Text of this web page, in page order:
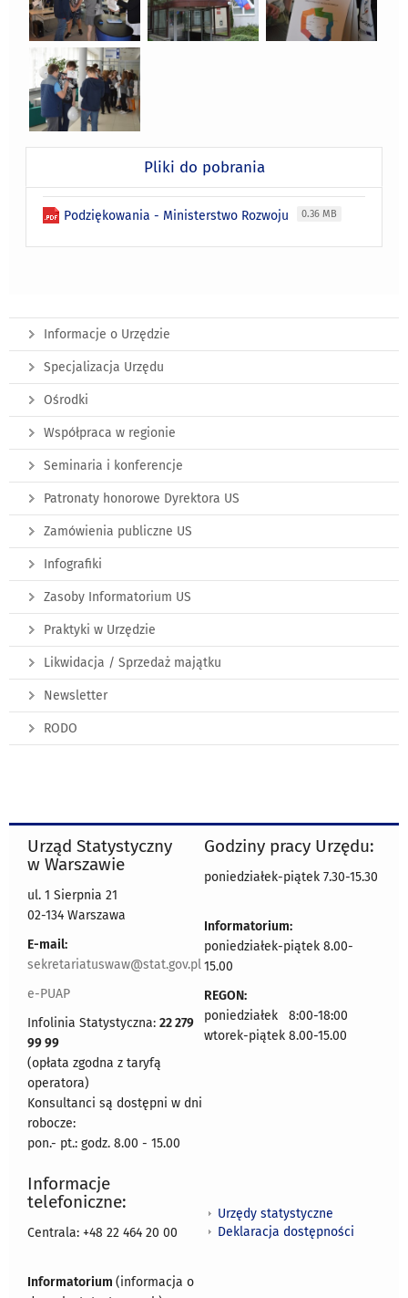
Pliki do pobrania
Podziękowania - Ministerstwo Rozwoju 0.36 MB
Informacje o Urzędzie
Specjalizacja Urzędu
Ośrodki
Współpraca w regionie
Seminaria i konferencje
Patronaty honorowe Dyrektora US
Zamówienia publiczne US
Infografiki
Zasoby Informatorium US
Praktyki w Urzędzie
Likwidacja / Sprzedaż majątku
Newsletter
RODO
Urząd Statystyczny
w Warszawie
ul. 1 Sierpnia 21
02-134 Warszawa
E-mail:
sekretariatuswaw@stat.gov.pl
e-PUAP
Infolinia Statystyczna: 22 279
99 99
(opłata zgodna z taryfą
operatora)
Konsultanci są dostępni w dni
robocze:
pon.- pt.: godz. 8.00 - 15.00
Godziny pracy Urzędu:
poniedziałek-piątek 7.30-15.30
Informatorium:
poniedziałek-piątek 8.00-
15.00
REGON:
poniedziałek 8:00-18:00
wtorek-piątek 8.00-15.00
Informacje
telefoniczne:
Centrala: +48 22 464 20 00
Informatorium (informacja o
Urzędy statystyczne
Deklaracja dostępności